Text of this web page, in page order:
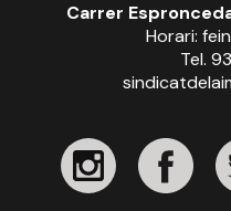
Carrer
Horari:
Tel.